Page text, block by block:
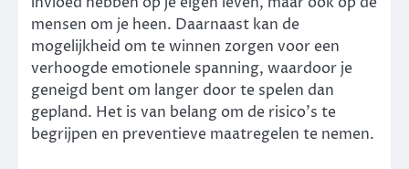
mensen om je heen. Daarnaast kan de
mogelijkheid om te winnen zorgen voor een
verhoogde emotionele spanning, waardoor je
geneigd bent om langer door te spelen dan
gepland. Het is van belang om de risico’s te
begrijpen en preventieve maatregelen te nemen.